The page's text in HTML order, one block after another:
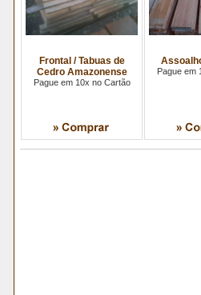
Frontal / Tabuas de
Cedro Amazonense
Pague em 10x no Cartão
Pague em